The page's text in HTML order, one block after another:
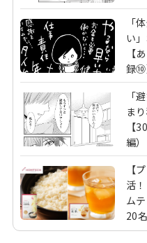
「
い
【
録⑩
「
ま
【
編）
【
活
ム
20